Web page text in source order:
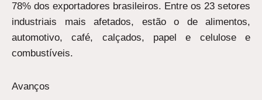
78% dos exportadores brasileiros. Entre os 23 setores
industriais mais afetados, estão o de alimentos,
automotivo, café, calçados, papel e celulose e
combustíveis.
Avanços